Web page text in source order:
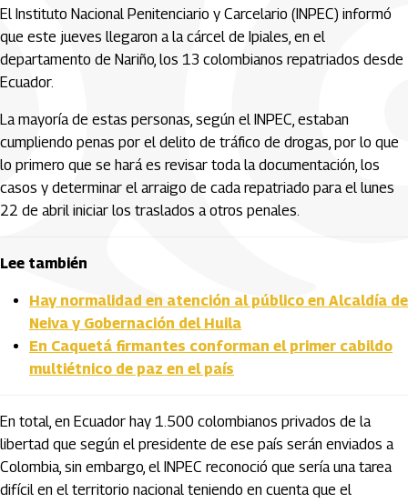
El Instituto Nacional Penitenciario y Carcelario (INPEC) informó
que este jueves llegaron a la cárcel de Ipiales, en el
departamento de Nariño, los 13 colombianos repatriados desde
Ecuador.
La mayoría de estas personas, según el INPEC, estaban
cumpliendo penas por el delito de tráfico de drogas, por lo que
lo primero que se hará es revisar toda la documentación, los
casos y determinar el arraigo de cada repatriado para el lunes
22 de abril iniciar los traslados a otros penales.
Lee también
Hay normalidad en atención al público en Alcaldía de
Neiva y Gobernación del Huila
En Caquetá firmantes conforman el primer cabildo
multiétnico de paz en el país
En total, en Ecuador hay 1.500 colombianos privados de la
libertad que según el presidente de ese país serán enviados a
Colombia, sin embargo, el INPEC reconoció que sería una tarea
difícil en el territorio nacional teniendo en cuenta que el